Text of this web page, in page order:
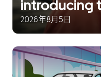
introducing
of
2026年8月5日